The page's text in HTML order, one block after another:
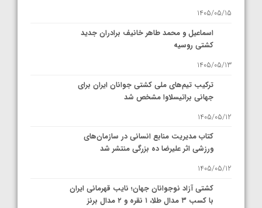
1405/05/15
اسماعیل و محمد طاهر خانیف برادران جدید
کشتی روسیه
1405/05/13
ترکیب تیم‌های ملی کشتی جوانان ایران برای
جهانی براتیسلاوا مشخص شد
1405/05/12
کتاب مدیریت منابع انسانی در سازمان‌های
ورزشی اثر علیرضا ده بزرگی منتشر شد
1405/05/12
کشتی آزاد نوجوانان جهان؛ نایب قهرمانی ایران
با کسب ۳ مدال طلا، ۱ نقره و ۲ مدال برنز